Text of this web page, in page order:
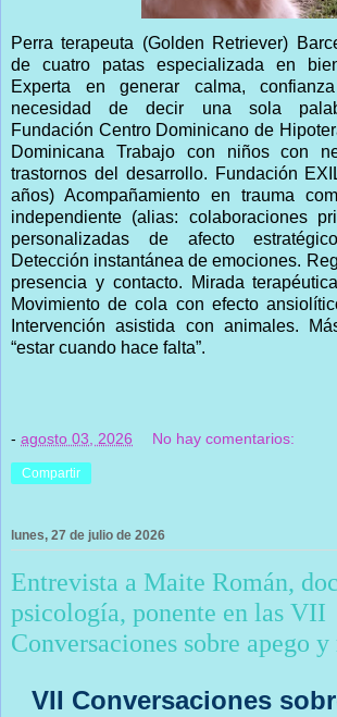
Perra terapeuta (Golden Retriever)
de cuatro patas especializada en
Experta en generar calma,
necesidad de decir una sola
Fundación Centro Dominicano de
Dominicana Trabajo con niños con
trastornos del desarrollo. Fundación
años) Acompañamiento en trauma
independiente (alias: colaboraciones
personalizadas de afecto
Detección instantánea de emociones.
presencia y contacto. Mirada
Movimiento de cola con efecto
Intervención asistida con animales.
“estar cuando hace falta”.
- agosto 03, 2026 No hay comentarios:
Compartir
lunes, 27 de julio de 2026
Entrevista a Maite Román,
psicología, ponente en las VII
Conversaciones sobre apego
VII Conversaciones